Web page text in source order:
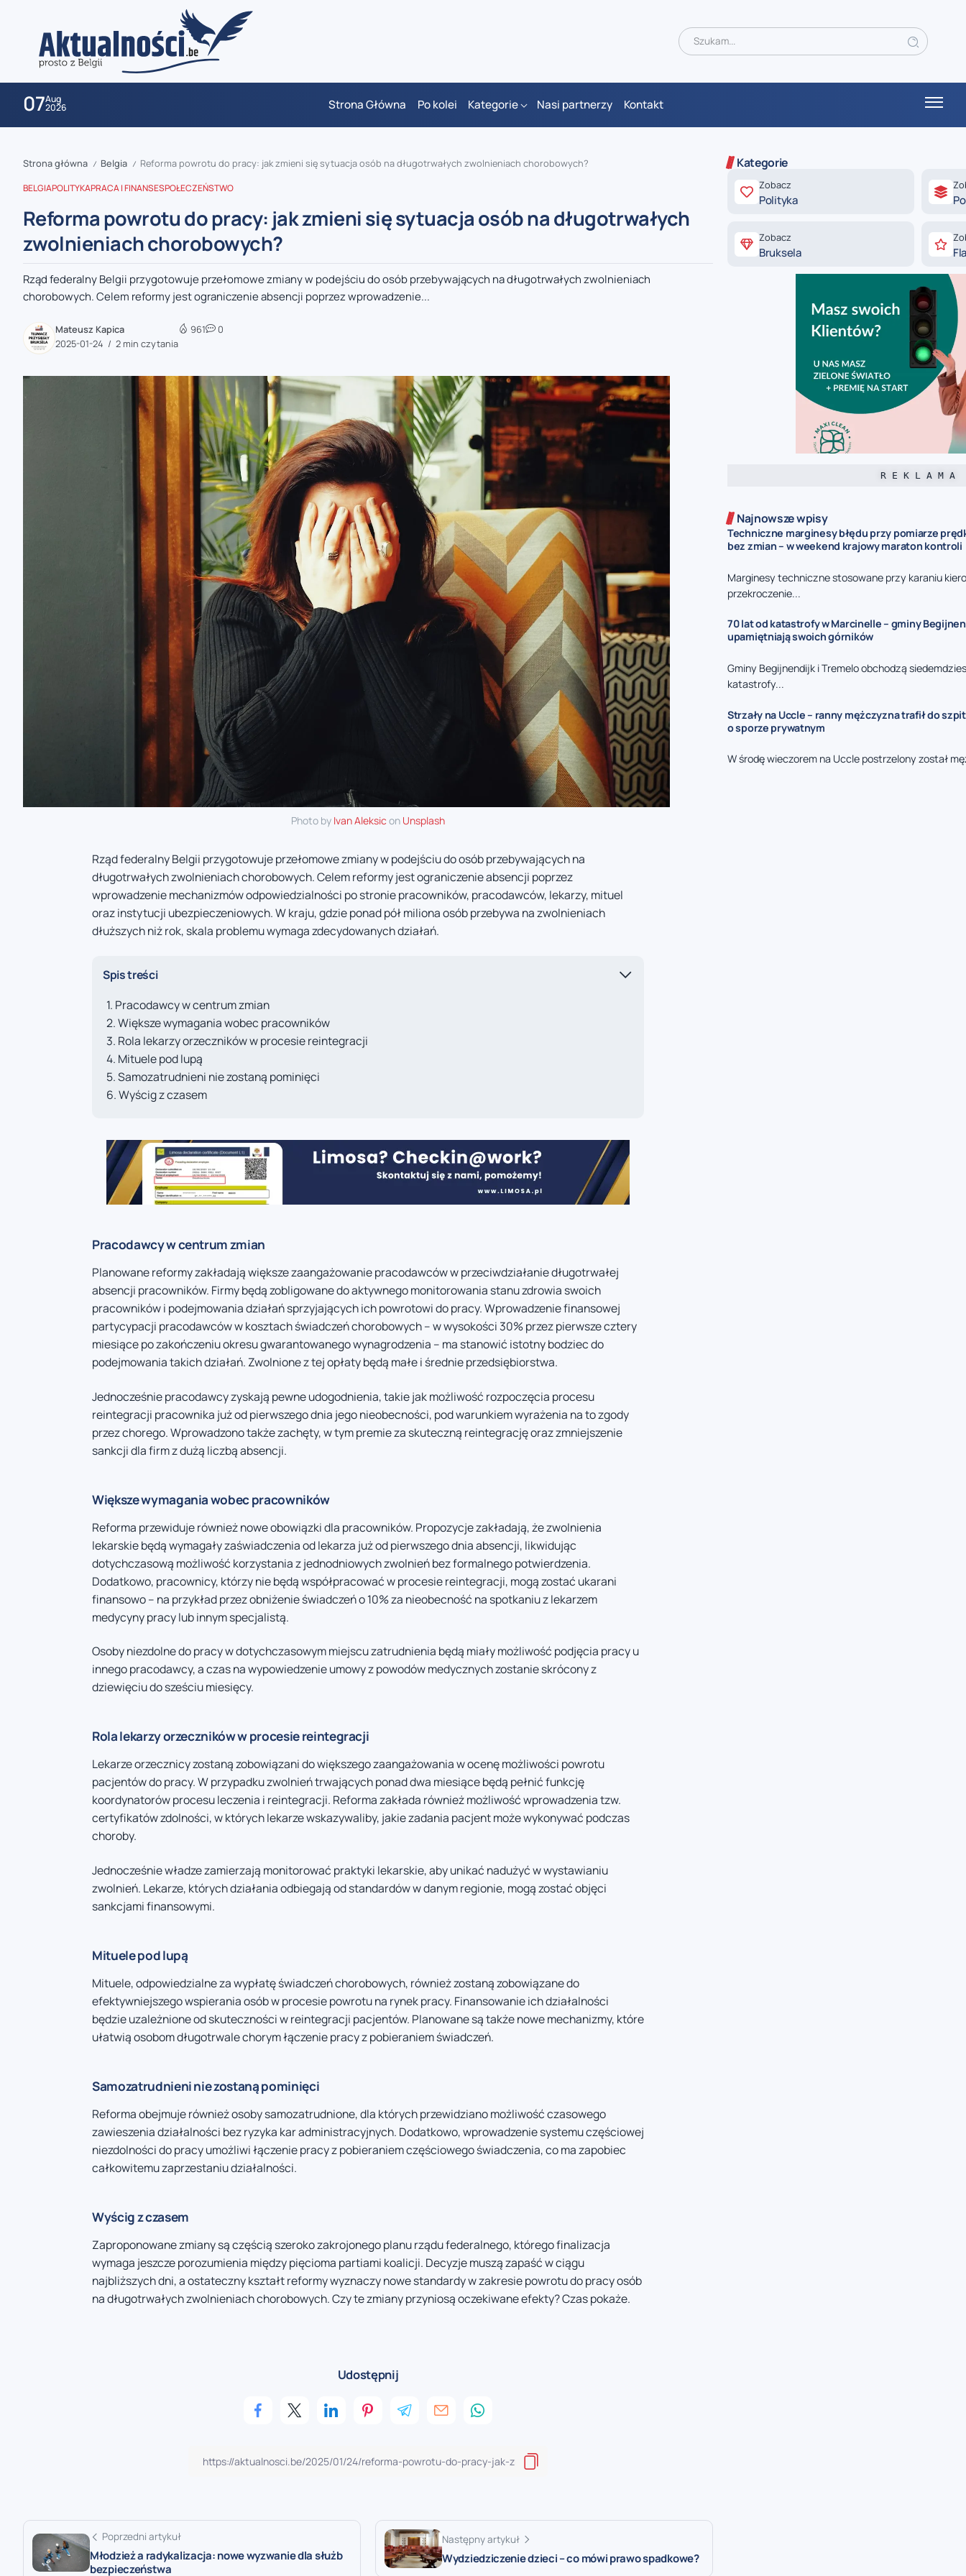
07Aug
2026 Strona Główna Po kolei Kategorie Nasi partnerzy Kontakt
zaobserwuj nas
zaobserwuj nas
zaobserwuj nas
Strona główna / Belgia / Reforma powrotu do pracy: jak zmieni się sytuacja osób na długotrwałych zwolnieniach chorobowych?
BELGIAPOLITYKAPRACA I FINANSESPOŁECZEŃSTWO
Reforma powrotu do pracy: jak zmieni się sytuacja osób na długotrwałych
zwolnieniach chorobowych?
Rząd federalny Belgii przygotowuje przełomowe zmiany w podejściu do osób przebywających na długotrwałych zwolnieniach
chorobowych. Celem reformy jest ograniczenie absencji poprzez wprowadzenie...
Mateusz Kapica
2025-01-24
2 min czytania
961 0
Photo by Ivan Aleksic on Unsplash
Rząd federalny Belgii przygotowuje przełomowe zmiany w podejściu do osób przebywających na
długotrwałych zwolnieniach chorobowych. Celem reformy jest ograniczenie absencji poprzez
wprowadzenie mechanizmów odpowiedzialności po stronie pracowników, pracodawców, lekarzy, mituel
oraz instytucji ubezpieczeniowych. W kraju, gdzie ponad pół miliona osób przebywa na zwolnieniach
dłuższych niż rok, skala problemu wymaga zdecydowanych działań.
Spis treści
Pracodawcy w centrum zmian
Większe wymagania wobec pracowników
Rola lekarzy orzeczników w procesie reintegracji
Mituele pod lupą
Samozatrudnieni nie zostaną pominięci
Wyścig z czasem
Pracodawcy w centrum zmian
Planowane reformy zakładają większe zaangażowanie pracodawców w przeciwdziałanie długotrwałej
absencji pracowników. Firmy będą zobligowane do aktywnego monitorowania stanu zdrowia swoich
pracowników i podejmowania działań sprzyjających ich powrotowi do pracy. Wprowadzenie finansowej
partycypacji pracodawców w kosztach świadczeń chorobowych – w wysokości 30% przez pierwsze cztery
miesiące po zakończeniu okresu gwarantowanego wynagrodzenia – ma stanowić istotny bodziec do
podejmowania takich działań. Zwolnione z tej opłaty będą małe i średnie przedsiębiorstwa.
Jednocześnie pracodawcy zyskają pewne udogodnienia, takie jak możliwość rozpoczęcia procesu
reintegracji pracownika już od pierwszego dnia jego nieobecności, pod warunkiem wyrażenia na to zgody
przez chorego. Wprowadzono także zachęty, w tym premie za skuteczną reintegrację oraz zmniejszenie
sankcji dla firm z dużą liczbą absencji.
Większe wymagania wobec pracowników
Reforma przewiduje również nowe obowiązki dla pracowników. Propozycje zakładają, że zwolnienia
lekarskie będą wymagały zaświadczenia od lekarza już od pierwszego dnia absencji, likwidując
dotychczasową możliwość korzystania z jednodniowych zwolnień bez formalnego potwierdzenia.
Dodatkowo, pracownicy, którzy nie będą współpracować w procesie reintegracji, mogą zostać ukarani
finansowo – na przykład przez obniżenie świadczeń o 10% za nieobecność na spotkaniu z lekarzem
medycyny pracy lub innym specjalistą.
Osoby niezdolne do pracy w dotychczasowym miejscu zatrudnienia będą miały możliwość podjęcia pracy u
innego pracodawcy, a czas na wypowiedzenie umowy z powodów medycznych zostanie skrócony z
dziewięciu do sześciu miesięcy.
Rola lekarzy orzeczników w procesie reintegracji
Lekarze orzecznicy zostaną zobowiązani do większego zaangażowania w ocenę możliwości powrotu
pacjentów do pracy. W przypadku zwolnień trwających ponad dwa miesiące będą pełnić funkcję
koordynatorów procesu leczenia i reintegracji. Reforma zakłada również możliwość wprowadzenia tzw.
certyfikatów zdolności, w których lekarze wskazywaliby, jakie zadania pacjent może wykonywać podczas
choroby.
Jednocześnie władze zamierzają monitorować praktyki lekarskie, aby unikać nadużyć w wystawianiu
zwolnień. Lekarze, których działania odbiegają od standardów w danym regionie, mogą zostać objęci
sankcjami finansowymi.
Mituele pod lupą
Mituele, odpowiedzialne za wypłatę świadczeń chorobowych, również zostaną zobowiązane do
efektywniejszego wspierania osób w procesie powrotu na rynek pracy. Finansowanie ich działalności
będzie uzależnione od skuteczności w reintegracji pacjentów. Planowane są także nowe mechanizmy, które
ułatwią osobom długotrwale chorym łączenie pracy z pobieraniem świadczeń.
Samozatrudnieni nie zostaną pominięci
Reforma obejmuje również osoby samozatrudnione, dla których przewidziano możliwość czasowego
zawieszenia działalności bez ryzyka kar administracyjnych. Dodatkowo, wprowadzenie systemu częściowej
niezdolności do pracy umożliwi łączenie pracy z pobieraniem częściowego świadczenia, co ma zapobiec
całkowitemu zaprzestaniu działalności.
Wyścig z czasem
Zaproponowane zmiany są częścią szeroko zakrojonego planu rządu federalnego, którego finalizacja
wymaga jeszcze porozumienia między pięcioma partiami koalicji. Decyzje muszą zapaść w ciągu
najbliższych dni, a ostateczny kształt reformy wyznaczy nowe standardy w zakresie powrotu do pracy osób
na długotrwałych zwolnieniach chorobowych. Czy te zmiany przyniosą oczekiwane efekty? Czas pokaże.
Udostępnij
Poprzedni artykuł
Młodzież a radykalizacja: nowe wyzwanie dla służb
bezpieczeństwa
Następny artykuł
Wydziedziczenie dzieci – co mówi prawo spadkowe?
Kategorie
Zobacz
Polityka
Zobacz
Bruksela
R E K L A M A
Najnowsze wpisy
Techniczne marginesy błędu przy pomiarze
bez zmian – w weekend krajowy maraton kontroli
Marginesy techniczne stosowane przy karaniu
przekroczenie...
70 lat od katastrofy w Marcinelle – gminy
upamiętniają swoich górników
Gminy Begijnendijk i Tremelo obchodzą
katastrofy...
Strzały na Uccle – ranny mężczyzna trafił do
o sporze prywatnym
W środę wieczorem na Uccle postrzelony został